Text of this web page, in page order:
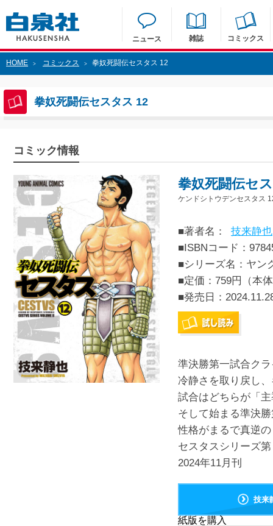
ニュース 雑誌 コミックス
HOME > コミックス > 拳奴死闘伝セスタス 12
拳奴死闘伝セスタス 12
コミック情報
拳奴死闘伝セ
ケンドシトウデンセスタス
■著者名：
技来静也
■ISBNコード：
■シリーズ名：ヤン
■定価：759円（本
■発売日：
準決勝第一試合ク
冷静さを取り戻し
試合はどちらが「
そして始まる準決
性格がまるで真逆
セスタスシリーズ
2024年11月刊
技来
紙版を購入